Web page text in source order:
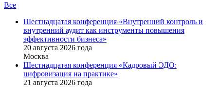
Все
Шестнадцатая конференция «Внутренний контроль и
внутренний аудит как инструменты повышения
эффективности бизнеса»
20 августа 2026 года
Москва
Шестнадцатая конференция «Кадровый ЭДО:
цифровизация на практике»
21 августа 2026 года